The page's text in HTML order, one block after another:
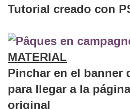
Tutorial creado con
MATERIAL
Pinchar en el banner
para llegar a la
original